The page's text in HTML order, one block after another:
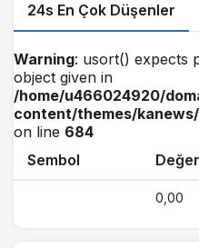
24s En Çok Düşenler
Warning: usort() expects
object given in
/home/u466024920/
content/themes/
on line 684
Sembol
Değer
0,00